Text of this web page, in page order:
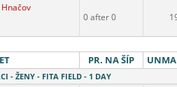
0 after 0
PR. NA ŠÍP
- ŽENY - FITA FIELD - 1 DAY